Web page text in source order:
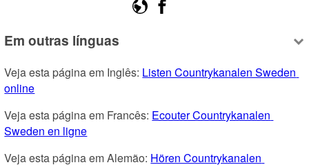
Em outras línguas
Veja esta página em Inglês: Listen Countrykanalen Sweden
online
Veja esta página em Francês: Ecouter Countrykanalen
Sweden en ligne
Veja esta página em Alemão: Hören Countrykanalen